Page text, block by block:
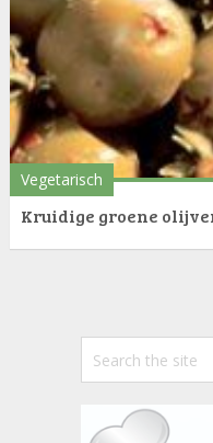
Vegetarisch
Kruidige groene